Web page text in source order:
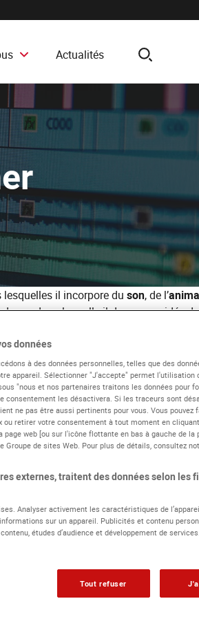
Actualités search
il incorpore du son, de l’
dans laquelle il donne une idée
animation. Après validation de
encore vidéos de présentation
écrans publicitaires de magasins.
, évoluant dans undomaine de
ou encore la conception de
technologiques.
aux attentes de ses clients et respecter
de sa carrière repose
données
à des données personnelles, telles que des
appareil. Sélectionner "J'accepte" permet l'utilisation
"nous et nos partenaires traitons les données pour
consentement les désactivera. Si les traceurs sont
ne pas être aussi pertinents pour vous. Vous pouvez
ou retirer votre consentement à tout moment en
web [ou sur l'icône flottante en bas à gauche de la
Groupe de sites Web. Pour plus de détails, consultez
externes, traitent des données selon les
Analyser activement les caractéristiques de
sur un appareil. Publicités et contenu
études d’audience et développement de services.
Tout refuser